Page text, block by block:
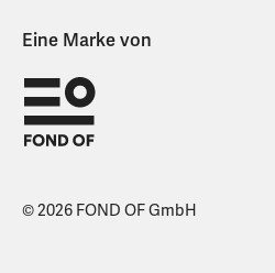
Eine Marke von
© 2026 FOND OF GmbH